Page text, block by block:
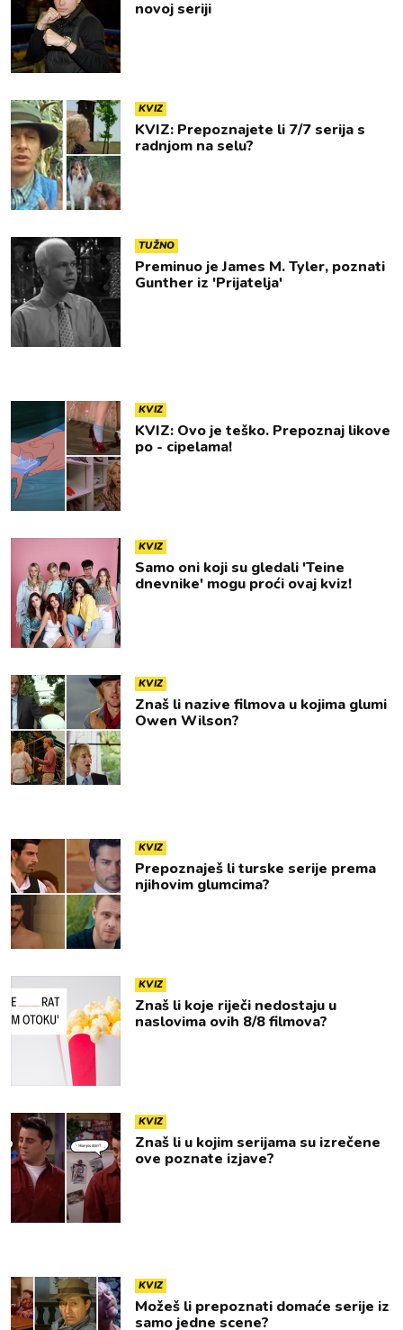
novoj seriji
KVIZ
KVIZ: Prepoznajete li 7/7 serija s
radnjom na selu?
TUŽNO
Preminuo je James M. Tyler, poznati
Gunther iz 'Prijatelja'
KVIZ
KVIZ: Ovo je teško. Prepoznaj likove
po - cipelama!
KVIZ
Samo oni koji su gledali 'Teine
dnevnike' mogu proći ovaj kviz!
KVIZ
Znaš li nazive filmova u kojima glumi
Owen Wilson?
KVIZ
Prepoznaješ li turske serije prema
njihovim glumcima?
KVIZ
Znaš li koje riječi nedostaju u
naslovima ovih 8/8 filmova?
KVIZ
Znaš li u kojim serijama su izrečene
ove poznate izjave?
KVIZ
Možeš li prepoznati domaće serije iz
samo jedne scene?